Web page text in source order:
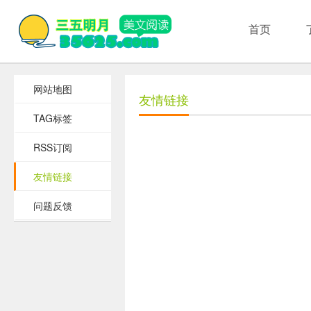
首页
网站地图
TAG标签
RSS订阅
友情链接
问题反馈
友情链接